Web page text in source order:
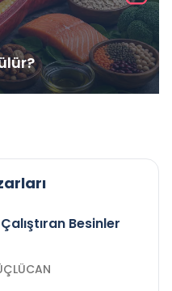
Besinler
GÜÇLÜCAN